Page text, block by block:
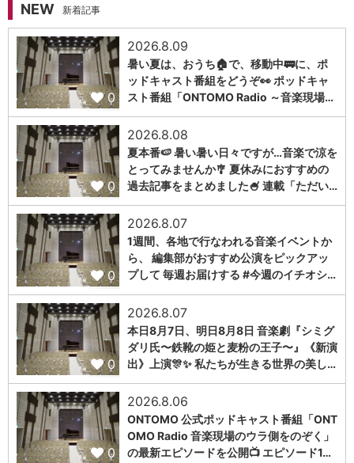
NEW 新着記事
0
2026.8.09
暑い夏は、おうち🏠で、移動中🚃に、ポ
ッドキャスト番組をどうぞ👀 ポッドキャ
スト番組「ONTOMO Radio ～音楽現場…
0
2026.8.08
夏本番🍉 暑い暑い日々ですが…音楽で涼を
とってみませんか🎐 夏休みにおすすめの
過去記事をまとめました🍧 連載「ただい…
0
2026.8.07
1週間、各地で行なわれる音楽イベントか
ら、 編集部がおすすめ公演をピックアッ
プして 毎週お届けする #今週のイチオシ…
0
2026.8.07
本日8月7日、明日8月8日 音楽劇『シミグ
ダリ氏〜鉄靴の姫と麦粉の王子〜』《新演
出》上演🎊✨ 私たちが生きる世界の美し…
0
2026.8.06
ONTOMO 公式ポッドキャスト番組「ONT
OMO Radio 音楽現場のウラ側をのぞく」
の最新エピソードを公開📺 エピソード1…